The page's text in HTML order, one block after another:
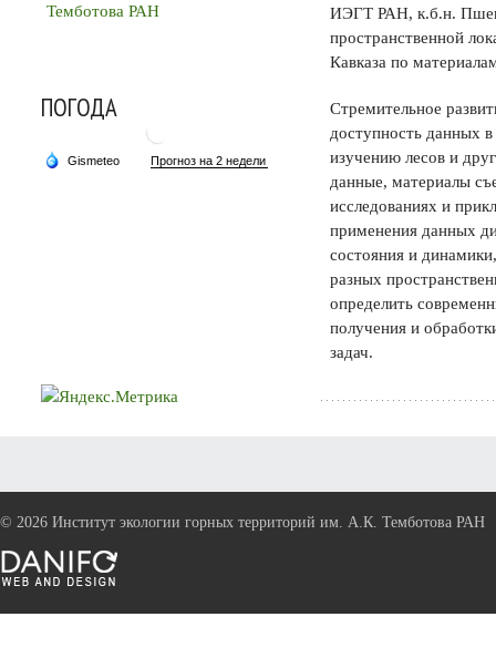
ИЭГТ РАН, к.б.н.
пространственной
Кавказа по
Стремительное
доступность данных
изучению лесов и
данные, материалы
исследованиях и
применения данных
состояния и
разных
определить
получения и
задач.
Темботова РАН
ПОГОДА
© 2026 Институт экологии горных территорий им. А.К. Темботова РАН